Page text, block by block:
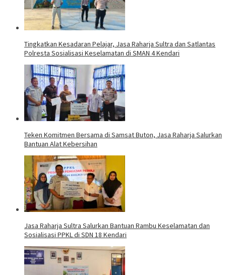
Tingkatkan Kesadaran Pelajar, Jasa Raharja Sultra dan Satlantas
Polresta Sosialisasi Keselamatan di SMAN 4 Kendari
Teken Komitmen Bersama di Samsat Buton, Jasa Raharja Salurkan
Bantuan Alat Kebersihan
Jasa Raharja Sultra Salurkan Bantuan Rambu Keselamatan dan
Sosialisasi PPKL di SDN 18 Kendari